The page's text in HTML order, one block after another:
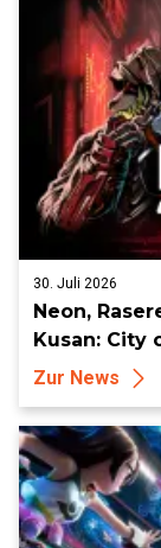
30. Juli 2026
Neon,
Kusan: City
Zur News